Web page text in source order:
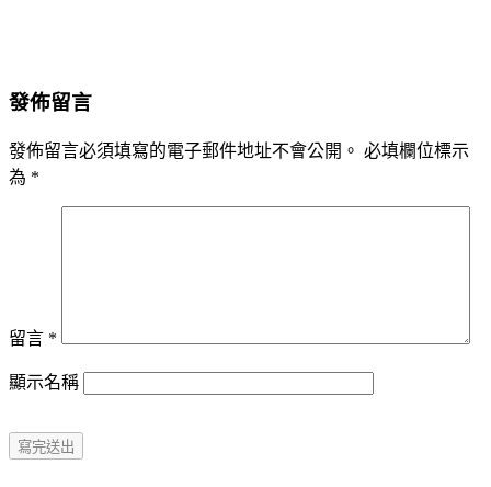
發佈留言
發佈留言必須填寫的電子郵件地址不會公開。 必填欄位標示
為 *
留言 *
顯示名稱